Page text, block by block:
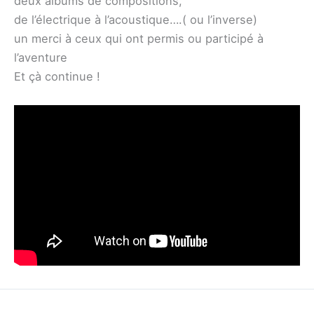
de l’électrique à l’acoustique….( ou l’inverse)
un merci à ceux qui ont permis ou participé à
l’aventure
Et çà continue !